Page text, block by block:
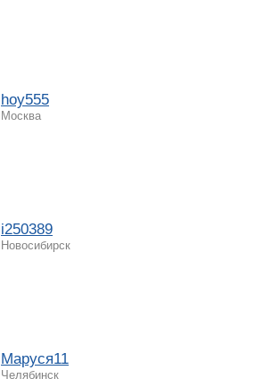
hoy555
Москва
i250389
Новосибирск
Маруся11
Челябинск